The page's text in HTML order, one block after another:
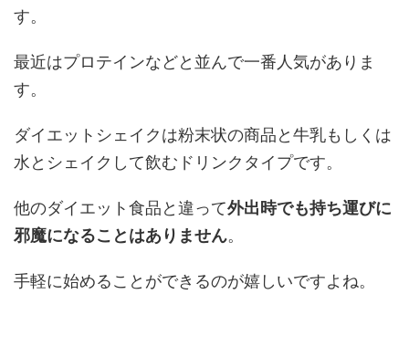
す。
最近はプロテインなどと並んで一番人気がありま
す。
ダイエットシェイクは粉末状の商品と牛乳もしくは
水とシェイクして飲むドリンクタイプです。
他のダイエット食品と違って外出時でも持ち運びに
邪魔になることはありません。
手軽に始めることができるのが嬉しいですよね。